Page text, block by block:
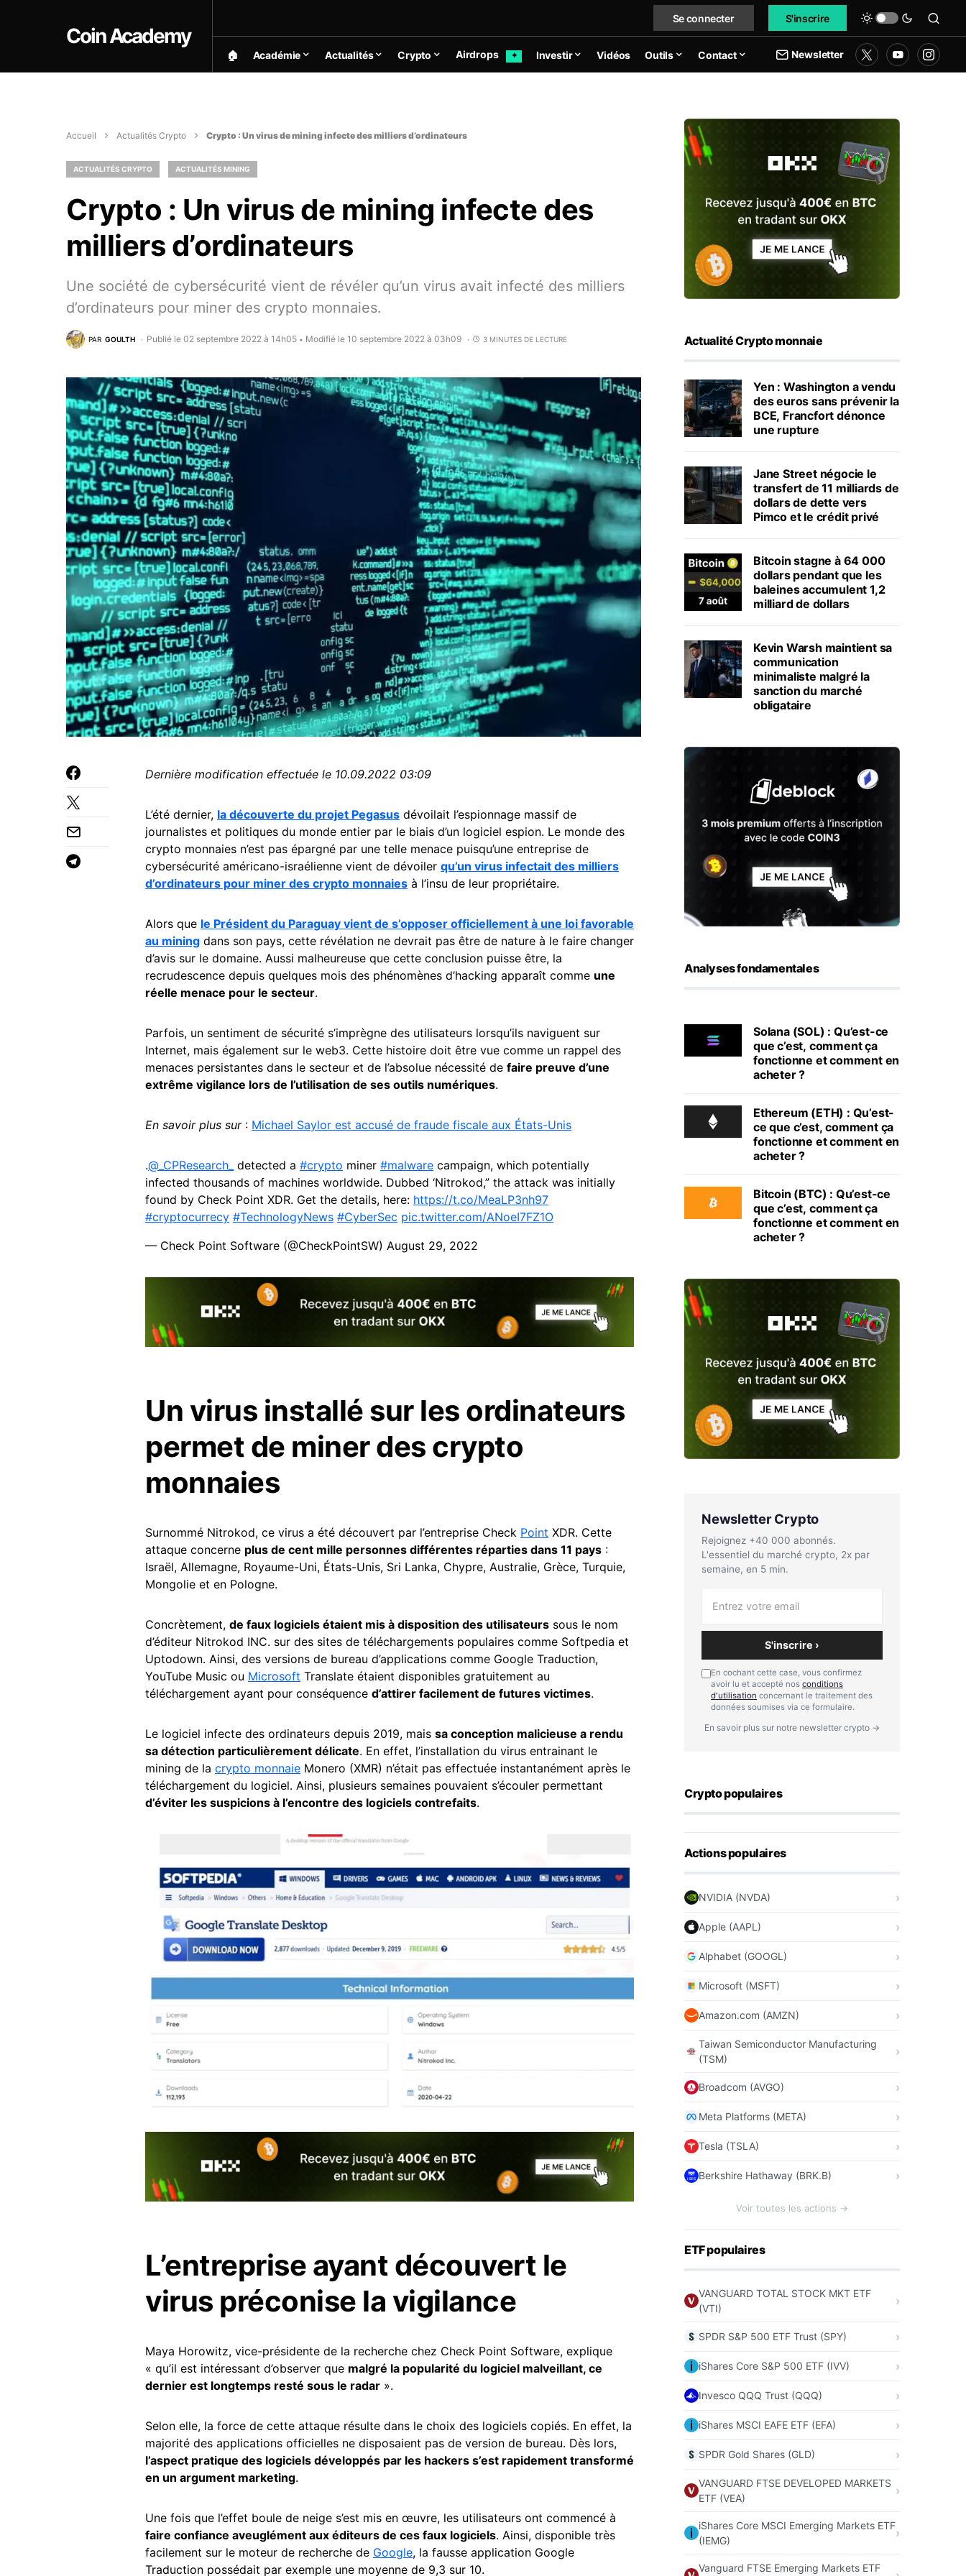
Coin Academy
Se connecter S'inscrire
🏠︎ Académie Actualités Crypto Airdrops ✦ Investir Vidéos Outils Contact Newsletter
Accueil Actualités Crypto Crypto : Un virus de mining infecte des milliers d’ordinateurs
ACTUALITÉS CRYPTO ACTUALITÉS MINING
Crypto : Un virus de mining infecte des
milliers d’ordinateurs
Une société de cybersécurité vient de révéler qu’un virus avait infecté des milliers
d’ordinateurs pour miner des crypto monnaies.
PAR GOULTH Publié le 02 septembre 2022 à 14h05 • Modifié le 10 septembre 2022 à 03h09 3 MINUTES DE LECTURE
Dernière modification effectuée le 10.09.2022 03:09
L’été dernier, la découverte du projet Pegasus dévoilait l’espionnage massif de
journalistes et politiques du monde entier par le biais d’un logiciel espion. Le monde des
crypto monnaies n’est pas épargné par une telle menace puisqu’une entreprise de
cybersécurité américano-israélienne vient de dévoiler qu’un virus infectait des milliers
d’ordinateurs pour miner des crypto monnaies à l’insu de leur propriétaire.
Alors que le Président du Paraguay vient de s’opposer officiellement à une loi favorable
au mining dans son pays, cette révélation ne devrait pas être de nature à le faire changer
d’avis sur le domaine. Aussi malheureuse que cette conclusion puisse être, la
recrudescence depuis quelques mois des phénomènes d’hacking apparaît comme une
réelle menace pour le secteur.
Parfois, un sentiment de sécurité s’imprègne des utilisateurs lorsqu’ils naviguent sur
Internet, mais également sur le web3. Cette histoire doit être vue comme un rappel des
menaces persistantes dans le secteur et de l’absolue nécessité de faire preuve d’une
extrême vigilance lors de l’utilisation de ses outils numériques.
En savoir plus sur: Michael Saylor est accusé de fraude fiscale aux États-Unis
.@_CPResearch_ detected a #crypto miner #malware campaign, which potentially
infected thousands of machines worldwide. Dubbed ‘Nitrokod,” the attack was initially
found by Check Point XDR. Get the details, here: https://t.co/MeaLP3nh97
#cryptocurrecy #TechnologyNews #CyberSec pic.twitter.com/ANoeI7FZ1O
— Check Point Software (@CheckPointSW) August 29, 2022
Un virus installé sur les ordinateurs
permet de miner des crypto
monnaies
Surnommé Nitrokod, ce virus a été découvert par l’entreprise Check Point XDR. Cette
attaque concerne plus de cent mille personnes différentes réparties dans 11 pays :
Israël, Allemagne, Royaume-Uni, États-Unis, Sri Lanka, Chypre, Australie, Grèce, Turquie,
Mongolie et en Pologne.
Concrètement, de faux logiciels étaient mis à disposition des utilisateurs sous le nom
d’éditeur Nitrokod INC. sur des sites de téléchargements populaires comme Softpedia et
Uptodown. Ainsi, des versions de bureau d’applications comme Google Traduction,
YouTube Music ou Microsoft Translate étaient disponibles gratuitement au
téléchargement ayant pour conséquence d’attirer facilement de futures victimes.
Le logiciel infecte des ordinateurs depuis 2019, mais sa conception malicieuse a rendu
sa détection particulièrement délicate. En effet, l’installation du virus entrainant le
mining de la crypto monnaie Monero (XMR) n’était pas effectuée instantanément après le
téléchargement du logiciel. Ainsi, plusieurs semaines pouvaient s’écouler permettant
d’éviter les suspicions à l’encontre des logiciels contrefaits.
L’entreprise ayant découvert le
virus préconise la vigilance
Maya Horowitz, vice-présidente de la recherche chez Check Point Software, explique
« qu’il est intéressant d’observer que malgré la popularité du logiciel malveillant, ce
dernier est longtemps resté sous le radar ».
Selon elle, la force de cette attaque résulte dans le choix des logiciels copiés. En effet, la
majorité des applications officielles ne disposaient pas de version de bureau. Dès lors,
l’aspect pratique des logiciels développés par les hackers s’est rapidement transformé
en un argument marketing.
Une fois que l’effet boule de neige s’est mis en œuvre, les utilisateurs ont commencé à
faire confiance aveuglément aux éditeurs de ces faux logiciels. Ainsi, disponible très
facilement sur le moteur de recherche de Google, la fausse application Google
Traduction possédait par exemple une moyenne de 9,3 sur 10.
Actualité Crypto monnaie
Yen : Washington a vendu
des euros sans prévenir la
BCE, Francfort dénonce
une rupture
Jane Street négocie le
transfert de 11 milliards de
dollars de dette vers
Pimco et le crédit privé
Bitcoin stagne à 64 000
dollars pendant que les
baleines accumulent 1,2
milliard de dollars
Kevin Warsh maintient sa
communication
minimaliste malgré la
sanction du marché
obligataire
Analyses fondamentales
Solana (SOL) : Qu’est-ce
que c’est, comment ça
fonctionne et comment en
acheter ?
Ethereum (ETH) : Qu’est-
ce que c’est, comment ça
fonctionne et comment en
acheter ?
Bitcoin (BTC) : Qu’est-ce
que c’est, comment ça
fonctionne et comment en
acheter ?
Newsletter Crypto
Rejoignez +40 000 abonnés.
L'essentiel du marché crypto, 2x par
semaine, en 5 min.
S'inscrire ›
En cochant cette case, vous confirmez
avoir lu et accepté nos conditions
d'utilisation concernant le traitement des
données soumises via ce formulaire.
En savoir plus sur notre newsletter crypto →
Crypto populaires
Actions populaires
NVIDIA (NVDA)
Apple (AAPL)
Alphabet (GOOGL)
Microsoft (MSFT)
Amazon.com (AMZN)
Taiwan Semiconductor Manufacturing
(TSM)
Broadcom (AVGO)
Meta Platforms (META)
Tesla (TSLA)
Berkshire Hathaway (BRK.B)
Voir toutes les actions →
ETF populaires
VANGUARD TOTAL STOCK MKT ETF
(VTI)
SPDR S&P 500 ETF Trust (SPY)
iShares Core S&P 500 ETF (IVV)
Invesco QQQ Trust (QQQ)
iShares MSCI EAFE ETF (EFA)
SPDR Gold Shares (GLD)
VANGUARD FTSE DEVELOPED MARKETS
ETF (VEA)
iShares Core MSCI Emerging Markets ETF
(IEMG)
Vanguard FTSE Emerging Markets ETF